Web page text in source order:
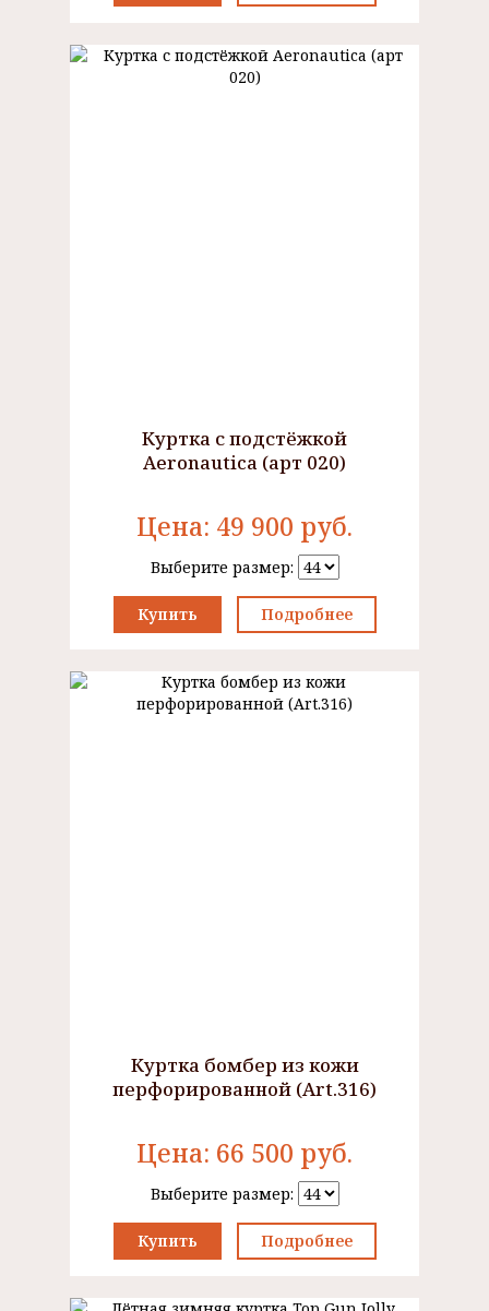
Куртка с подстёжкой
Aeronautica (арт 020)
Цена: 49 900 руб.
Выберите размер:
Купить Подробнее
Куртка бомбер из кожи
перфорированной (Art.316)
Цена: 66 500 руб.
Выберите размер:
Купить Подробнее